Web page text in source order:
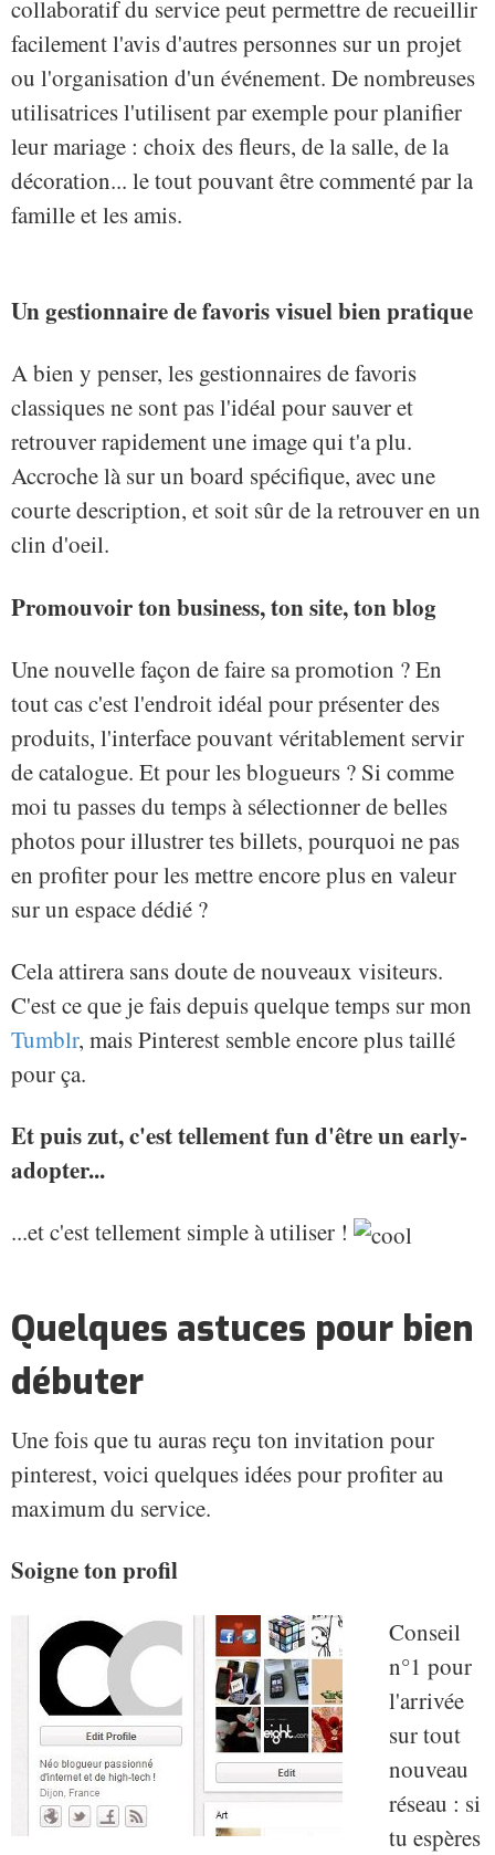
collaboratif du service peut permettre de recueillir
facilement l'avis d'autres personnes sur un projet
ou l'organisation d'un événement. De nombreuses
utilisatrices l'utilisent par exemple pour planifier
leur mariage : choix des fleurs, de la salle, de la
décoration... le tout pouvant être commenté par la
famille et les amis.
Un gestionnaire de favoris visuel bien pratique
A bien y penser, les gestionnaires de favoris
classiques ne sont pas l'idéal pour sauver et
retrouver rapidement une image qui t'a plu.
Accroche là sur un board spécifique, avec une
courte description, et soit sûr de la retrouver en un
clin d'oeil.
Promouvoir ton business, ton site, ton blog
Une nouvelle façon de faire sa promotion ? En
tout cas c'est l'endroit idéal pour présenter des
produits, l'interface pouvant véritablement servir
de catalogue. Et pour les blogueurs ? Si comme
moi tu passes du temps à sélectionner de belles
photos pour illustrer tes billets, pourquoi ne pas
en profiter pour les mettre encore plus en valeur
sur un espace dédié ?
Cela attirera sans doute de nouveaux visiteurs.
C'est ce que je fais depuis quelque temps sur mon
Tumblr, mais Pinterest semble encore plus taillé
pour ça.
Et puis zut, c'est tellement fun d'être un early-
adopter...
...et c'est tellement simple à utiliser !
Quelques astuces pour bien
débuter
Une fois que tu auras reçu ton invitation pour
pinterest, voici quelques idées pour profiter au
maximum du service.
Soigne ton profil
Conseil
n°1 pour
l'arrivée
sur tout
nouveau
réseau : si
tu espères